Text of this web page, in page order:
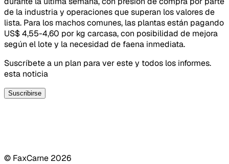
de la industria y operaciones que superan los valores de
lista. Para los machos comunes, las plantas están pagando
US$ 4,55-4,60 por kg carcasa, con posibilidad de mejora
según el lote y la necesidad de faena inmediata.
Suscríbete a un plan para ver este y todos los informes.
esta noticia
Suscribirse
© FaxCarne 2026